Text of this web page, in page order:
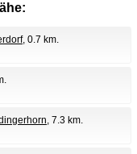
, 0.7 km.
, 7.3 km.